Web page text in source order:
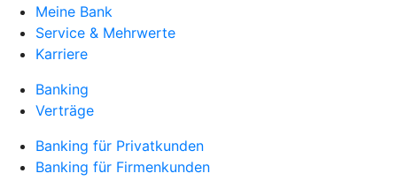
Meine Bank
Service & Mehrwerte
Karriere
Banking
Verträge
Banking für Privatkunden
Banking für Firmenkunden